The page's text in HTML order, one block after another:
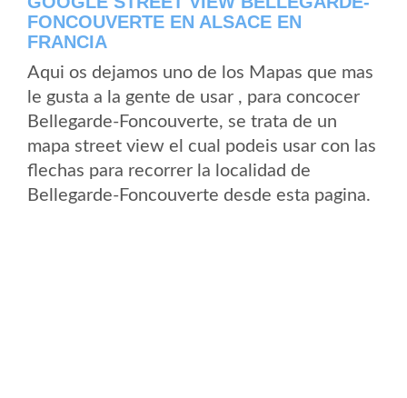
FONCOUVERTE EN ALSACE EN
FRANCIA
Aqui os dejamos uno de los Mapas que mas
le gusta a la gente de usar , para concocer
Bellegarde-Foncouverte, se trata de un
mapa street view el cual podeis usar con las
flechas para recorrer la localidad de
Bellegarde-Foncouverte desde esta pagina.